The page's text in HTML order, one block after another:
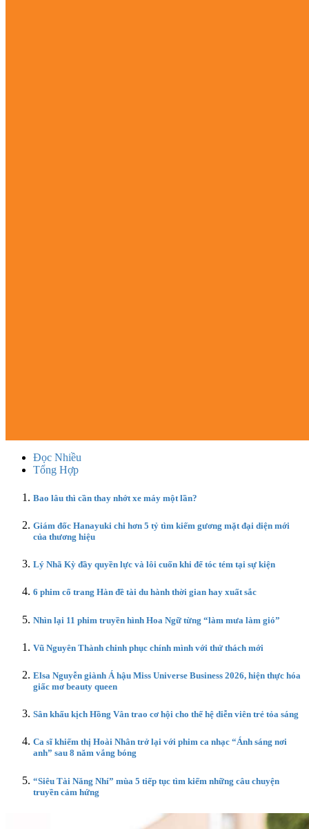
Đọc Nhiều
Tổng Hợp
Bao lâu thì cần thay nhớt xe máy một lần?
Giám đốc Hanayuki chi hơn 5 tỷ tìm kiếm gương mặt đại diện mới
của thương hiệu
Lý Nhã Kỳ đầy quyền lực và lôi cuốn khi để tóc tém tại sự kiện
6 phim cổ trang Hàn đề tài du hành thời gian hay xuất sắc
Nhìn lại 11 phim truyền hình Hoa Ngữ từng “làm mưa làm gió”
Vũ Nguyên Thành chinh phục chính mình với thử thách mới
Elsa Nguyễn giành Á hậu Miss Universe Business 2026, hiện thực hóa
giấc mơ beauty queen
Sân khấu kịch Hồng Vân trao cơ hội cho thế hệ diễn viên trẻ tỏa sáng
Ca sĩ khiếm thị Hoài Nhân trở lại với phim ca nhạc “Ánh sáng nơi
anh” sau 8 năm vắng bóng
“Siêu Tài Năng Nhí” mùa 5 tiếp tục tìm kiếm những câu chuyện
truyền cảm hứng